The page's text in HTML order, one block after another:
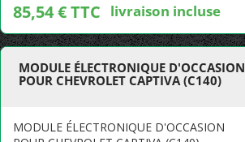
85,54 € TTC livraison incluse
MODULE ÉLECTRONIQUE D'OCCASION
POUR CHEVROLET CAPTIVA (C140)
MODULE ÉLECTRONIQUE D'OCCASION